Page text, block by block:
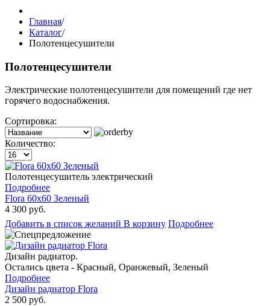
Главная/
Каталог/
Полотенцесушители
Полотенцесушители
Электрические полотенцесушители для помещений где нет
горячего водоснабжения.
Сортировка:
Количество:
Полотенцесушитель электрический
Подробнее
Flora 60x60 Зеленый
4 300 руб.
Добавить в список желаний В корзину Подробнее
Дизайн радиатор.
Остались цвета - Красный, Оранжевый, Зеленый
Подробнее
Дизайн радиатор Flora
2 500 руб.